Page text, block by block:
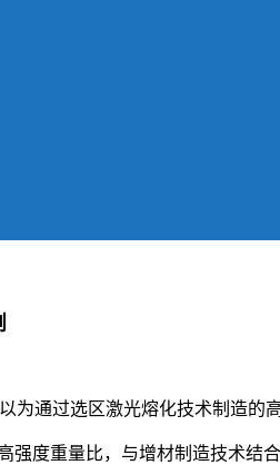
通过选区激光熔化技术制造的
度重量比，与增材制造技术结